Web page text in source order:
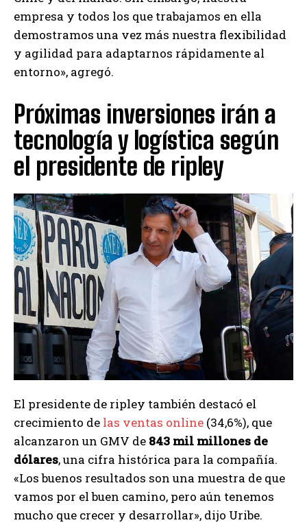
empresa y todos los que trabajamos en ella
demostramos una vez más nuestra flexibilidad
y agilidad para adaptarnos rápidamente al
entorno», agregó.
Próximas inversiones irán a
tecnología y logística según
el presidente de ripley
El presidente de ripley también destacó el
crecimiento de las ventas online (34,6%), que
alcanzaron un GMV de 843 mil millones de
dólares, una cifra histórica para la compañía.
«Los buenos resultados son una muestra de que
vamos por el buen camino, pero aún tenemos
mucho que crecer y desarrollar», dijo Uribe.